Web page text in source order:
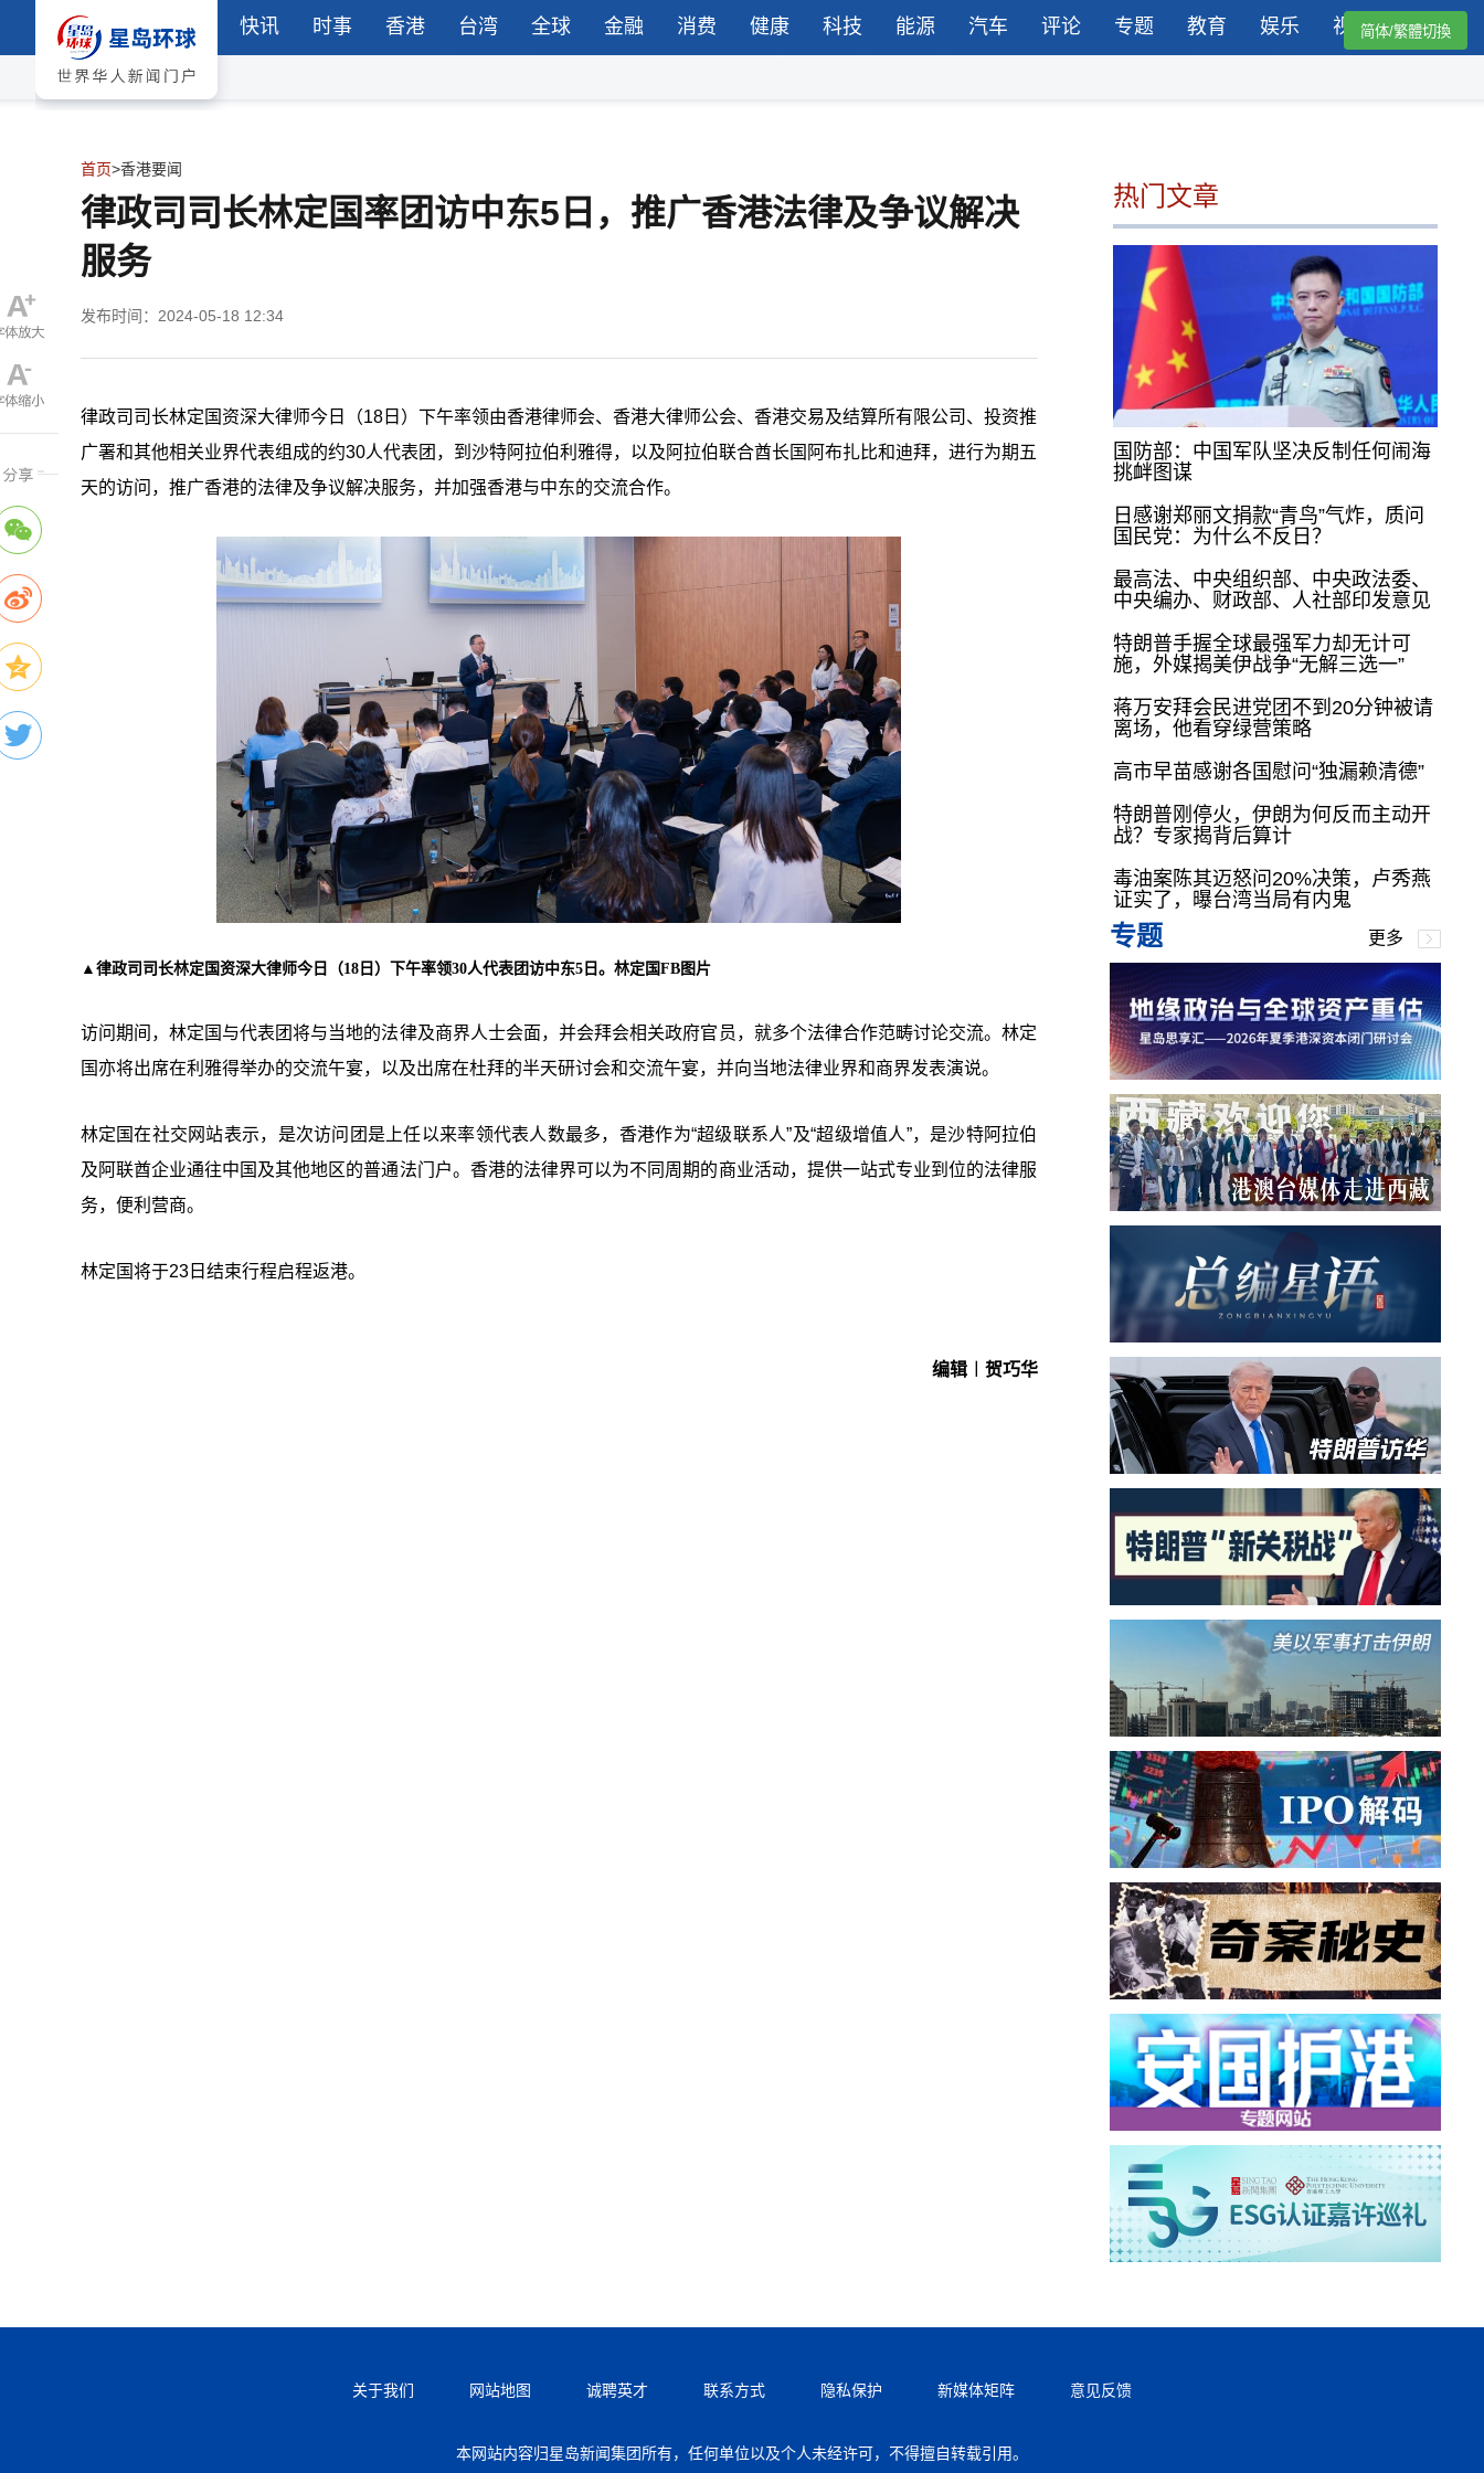
快讯 时事 香港 台湾 全球 金融 消费 健康 科技 能源 汽车 评论 专题 教育 娱乐 视频简体/繁體切換
首页>香港要闻
律政司司长林定国率团访中东5日，推广香港法律及争议解决
服务
发布时间：2024-05-18 12:34
律政司司长林定国资深大律师今日（18日）下午率领由香港律师会、香港大律师公会、香港交易及结算所有限公司、投资推
广署和其他相关业界代表组成的约30人代表团，到沙特阿拉伯利雅得，以及阿拉伯联合酋长国阿布扎比和迪拜，进行为期五
天的访问，推广香港的法律及争议解决服务，并加强香港与中东的交流合作。
▲律政司司长林定国资深大律师今日（18日）下午率领30人代表团访中东5日。林定国FB图片
访问期间，林定国与代表团将与当地的法律及商界人士会面，并会拜会相关政府官员，就多个法律合作范畴讨论交流。林定
国亦将出席在利雅得举办的交流午宴，以及出席在杜拜的半天研讨会和交流午宴，并向当地法律业界和商界发表演说。
林定国在社交网站表示，是次访问团是上任以来率领代表人数最多，香港作为“超级联系人”及“超级增值人”，是沙特阿拉伯
及阿联酋企业通往中国及其他地区的普通法门户。香港的法律界可以为不同周期的商业活动，提供一站式专业到位的法律服
务，便利营商。
林定国将于23日结束行程启程返港。
编辑︱贺巧华
热门文章
国防部：中国军队坚决反制任何闹海
挑衅图谋
日感谢郑丽文捐款“青鸟”气炸，质问
国民党：为什么不反日？
最高法、中央组织部、中央政法委、
中央编办、财政部、人社部印发意见
特朗普手握全球最强军力却无计可
施，外媒揭美伊战争“无解三选一”
蒋万安拜会民进党团不到20分钟被请
离场，他看穿绿营策略
高市早苗感谢各国慰问“独漏赖清德”
特朗普刚停火，伊朗为何反而主动开
战？专家揭背后算计
毒油案陈其迈怒问20%决策，卢秀燕
证实了，曝台湾当局有内鬼
专题 更多
关于我们 网站地图 诚聘英才 联系方式 隐私保护 新媒体矩阵 意见反馈
本网站内容归星岛新闻集团所有，任何单位以及个人未经许可，不得擅自转载引用。